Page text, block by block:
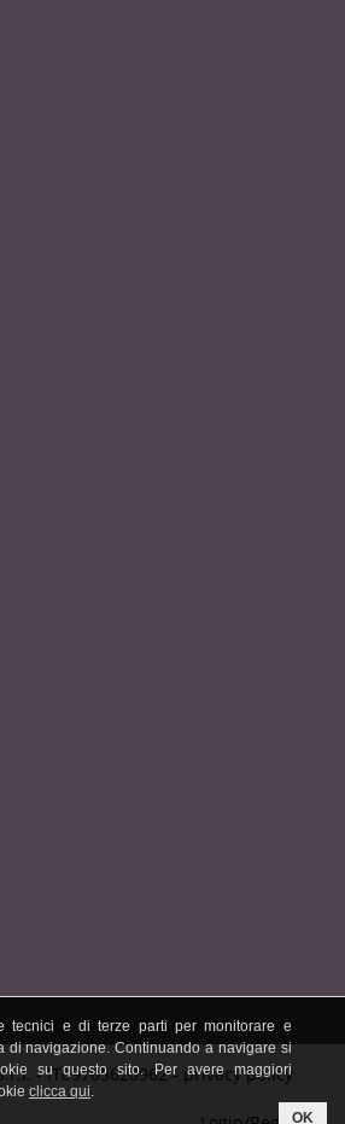
- IT09705620962 - privacy policy
tecnici e di terze parti per monitorare e
di navigazione. Continuando a navigare si
su questo sito. Per avere maggiori
clicca qui.
OK